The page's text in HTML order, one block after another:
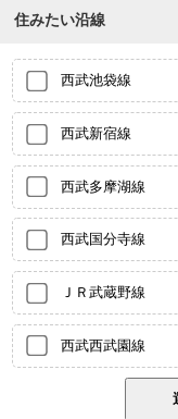
住みたい沿線
西武池袋線
西武新宿線
西武多摩湖線
西武国分寺線
ＪＲ武蔵野線
西武西武園線